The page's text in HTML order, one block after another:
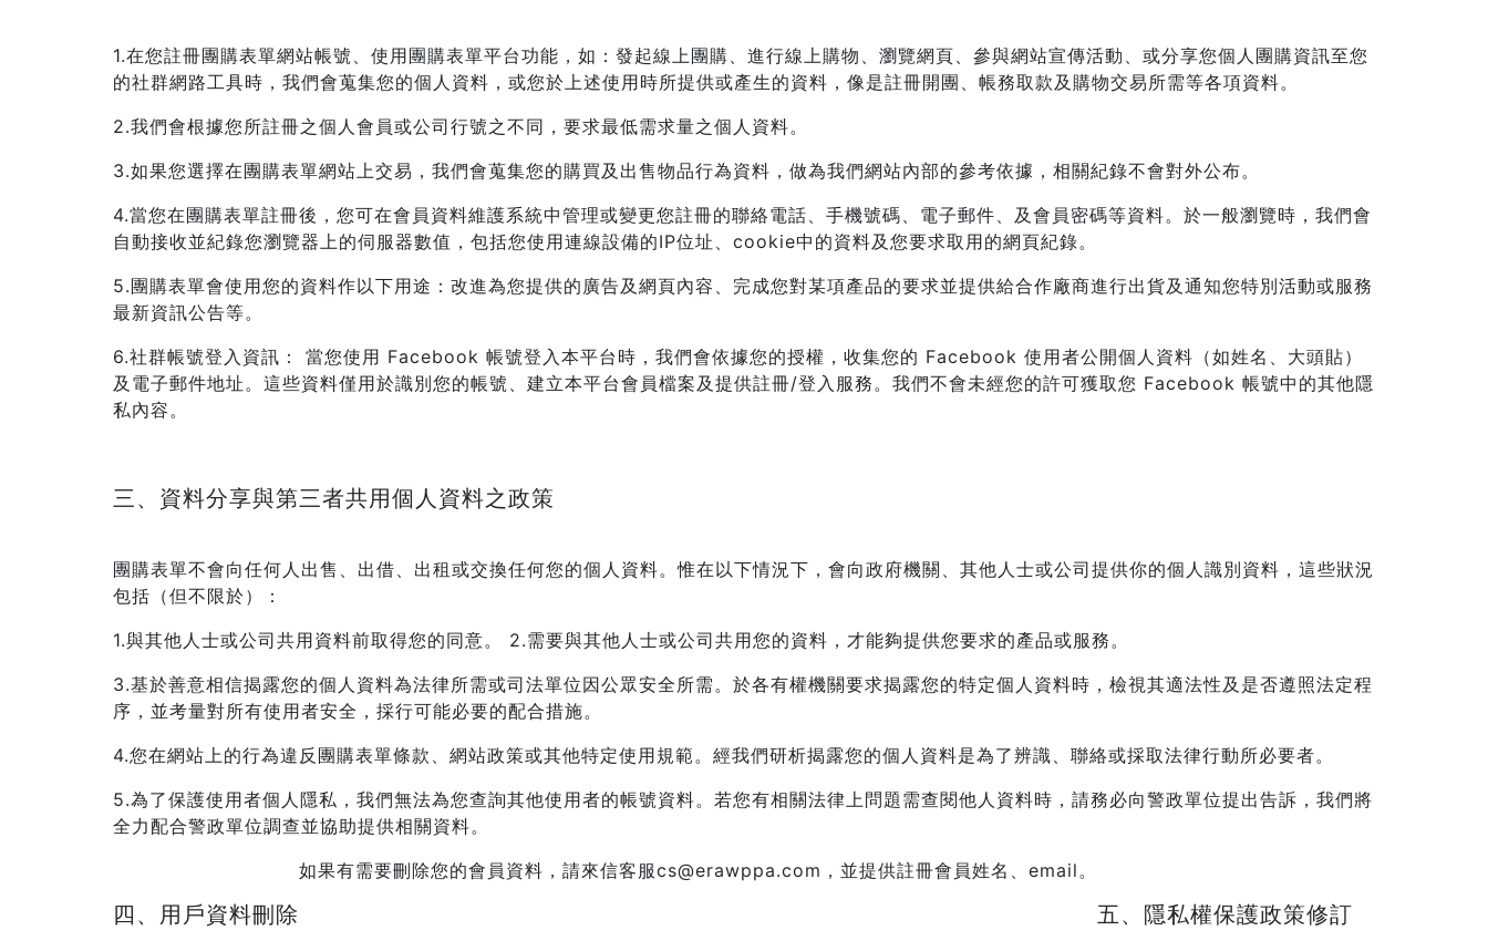
1.在您註冊團購表單網站帳號、使用團購表單平台功能，如：發起線上團購、進行線上購物、瀏覽網頁、參與網站宣傳活動、或分享您個人團購資訊至您
的社群網路工具時，我們會蒐集您的個人資料，或您於上述使用時所提供或產生的資料，像是註冊開團、帳務取款及購物交易所需等各項資料。
2.我們會根據您所註冊之個人會員或公司行號之不同，要求最低需求量之個人資料。
3.如果您選擇在團購表單網站上交易，我們會蒐集您的購買及出售物品行為資料，做為我們網站內部的參考依據，相關紀錄不會對外公布。
4.當您在團購表單註冊後，您可在會員資料維護系統中管理或變更您註冊的聯絡電話、手機號碼、電子郵件、及會員密碼等資料。於一般瀏覽時，我們會
自動接收並紀錄您瀏覽器上的伺服器數值，包括您使用連線設備的IP位址、cookie中的資料及您要求取用的網頁紀錄。
5.團購表單會使用您的資料作以下用途：改進為您提供的廣告及網頁內容、完成您對某項產品的要求並提供給合作廠商進行出貨及通知您特別活動或服務
最新資訊公告等。
6.社群帳號登入資訊： 當您使用 Facebook 帳號登入本平台時，我們會依據您的授權，收集您的 Facebook 使用者公開個人資料（如姓名、大頭貼）
及電子郵件地址。這些資料僅用於識別您的帳號、建立本平台會員檔案及提供註冊/登入服務。我們不會未經您的許可獲取您 Facebook 帳號中的其他隱
私內容。
三、資料分享與第三者共用個人資料之政策
團購表單不會向任何人出售、出借、出租或交換任何您的個人資料。惟在以下情況下，會向政府機關、其他人士或公司提供你的個人識別資料，這些狀況
包括（但不限於）：
1.與其他人士或公司共用資料前取得您的同意。 2.需要與其他人士或公司共用您的資料，才能夠提供您要求的產品或服務。
3.基於善意相信揭露您的個人資料為法律所需或司法單位因公眾安全所需。於各有權機關要求揭露您的特定個人資料時，檢視其適法性及是否遵照法定程
序，並考量對所有使用者安全，採行可能必要的配合措施。
4.您在網站上的行為違反團購表單條款、網站政策或其他特定使用規範。經我們研析揭露您的個人資料是為了辨識、聯絡或採取法律行動所必要者。
5.為了保護使用者個人隱私，我們無法為您查詢其他使用者的帳號資料。若您有相關法律上問題需查閱他人資料時，請務必向警政單位提出告訴，我們將
全力配合警政單位調查並協助提供相關資料。
四、用戶資料刪除
如果有需要刪除您的會員資料，請來信客服cs@erawppa.com，並提供註冊會員姓名、email。
五、隱私權保護政策修訂